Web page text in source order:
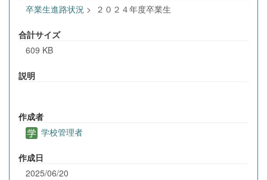
卒業生進路状況 > ２０２４年度卒業生
合計サイズ
609 KB
説明
作成者
学校管理者
作成日
2025/06/20